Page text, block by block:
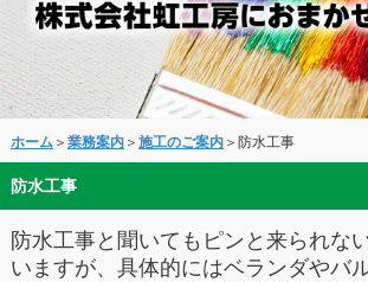
ホーム＞ 業務案内＞ 施工のご案内＞防水工事
防水工事
防水工事と聞いてもピンと来られな
いますが、具体的にはベランダやバ